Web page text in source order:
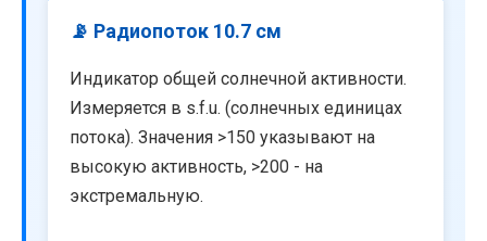
📡 Радиопоток 10.7 см
Индикатор общей солнечной активности.
Измеряется в s.f.u. (солнечных единицах
потока). Значения >150 указывают на
высокую активность, >200 - на
экстремальную.